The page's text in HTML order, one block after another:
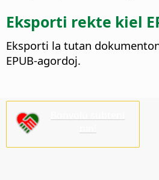
Eksporti rekte kiel
Eksporti la tutan
EPUB-agordoj.